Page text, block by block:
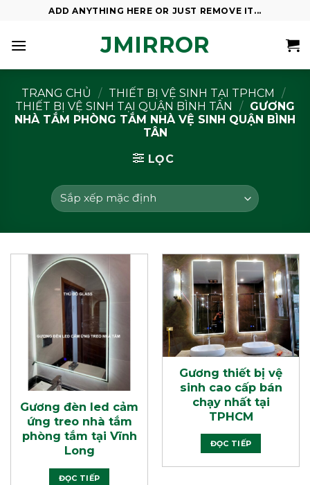
content
ADD ANYTHING HERE OR JUST REMOVE IT...
JMIRROR
TRANG CHỦ / THIẾT BỊ VỆ SINH TẠI TPHCM
/
THIẾT BỊ VỆ SINH TẠI QUẬN BÌNH TÂN
/ GƯƠNG
NHÀ TẮM PHÒNG TẮM NHÀ VỆ SINH QUẬN BÌNH
TÂN
LỌC
Gương đèn led cảm
ứng treo nhà tắm
phòng tắm tại Vĩnh
Long
ĐỌC TIẾP
Gương thiết bị vệ
sinh cao cấp bán
chạy nhất tại
TPHCM
ĐỌC TIẾP